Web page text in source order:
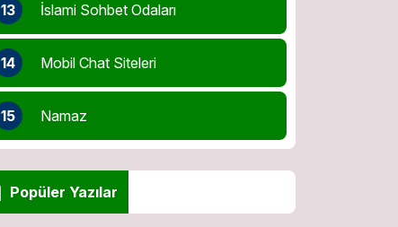
13 İslami Sohbet Odaları
14 Mobil Chat Siteleri
15 Namaz
Popüler Yazılar